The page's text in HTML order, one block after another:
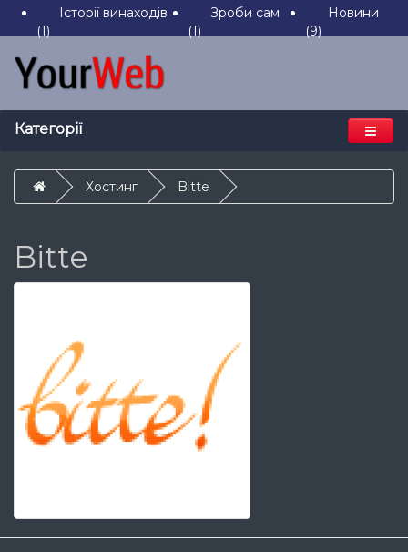
Історії винаходів
(1)
Зроби сам
(1)
Новини
(9)
Категорії
Хостинг Bitte
Bitte